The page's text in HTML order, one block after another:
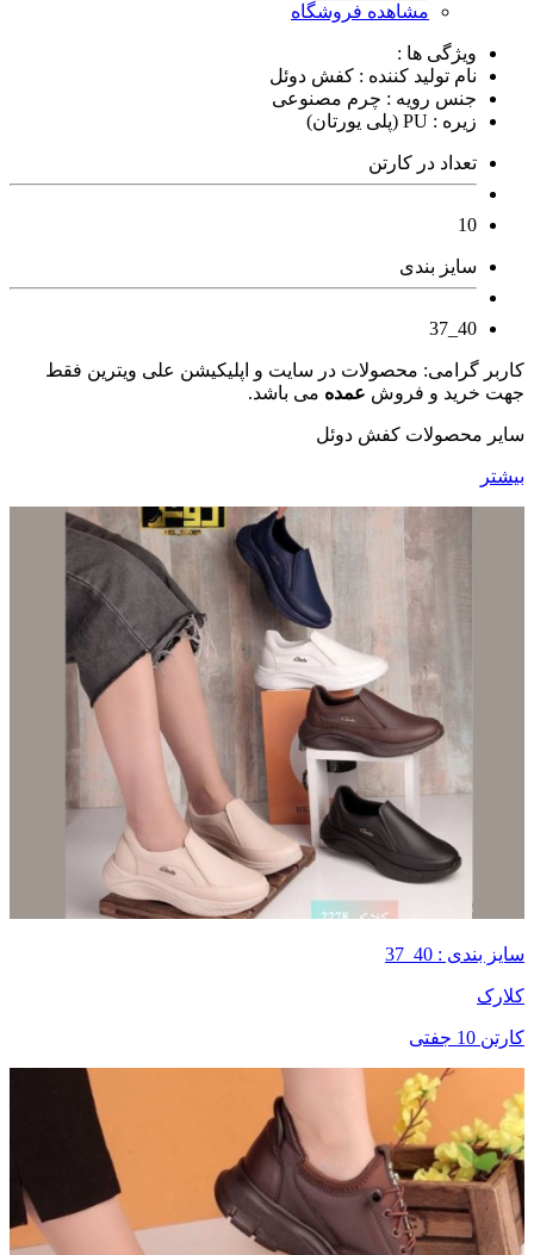
مشاهده فروشگاه
ویژگی ها :
نام تولید کننده : کفش دوئل
جنس رویه : چرم مصنوعی
زیره : PU (پلی یورتان)
تعداد در کارتن
10
سایز بندی
40_37
کاربر گرامی: محصولات در سایت و اپلیکیشن علی ویترین فقط
جهت خرید و فروش عمده می باشد.
سایر محصولات کفش دوئل
بیشتر
سایز بندی : 40_37
کلارک
کارتن 10 جفتی